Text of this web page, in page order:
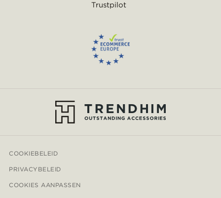
Trustpilot
COOKIEBELEID
PRIVACYBELEID
COOKIES AANPASSEN